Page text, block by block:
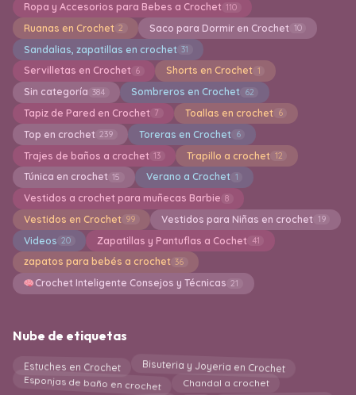
Ropa y Accesorios para Bebes a Crochet 110
Ruanas en Crochet 2 Saco para Dormir en Crochet 10
Sandalias, zapatillas en crochet 31
Servilletas en Crochet 6 Shorts en Crochet 1
Sin categoría 384 Sombreros en Crochet 62
Tapiz de Pared en Crochet 7 Toallas en crochet 6
Top en crochet 239 Toreras en Crochet 6
Trajes de baños a crochet 13 Trapillo a crochet 12
Túnica en crochet 15 Verano a Crochet 1
Vestidos a crochet para muñecas Barbie 8
Vestidos en Crochet 99 Vestidos para Niñas en crochet 19
Videos 20 Zapatillas y Pantuflas a Cochet 41
zapatos para bebés a crochet 36
Crochet Inteligente Consejos y Técnicas 21
Nube de etiquetas
Estuches en Crochet Bisuteria y Joyeria en Crochet
Esponjas de baño en crochet Chandal a crochet